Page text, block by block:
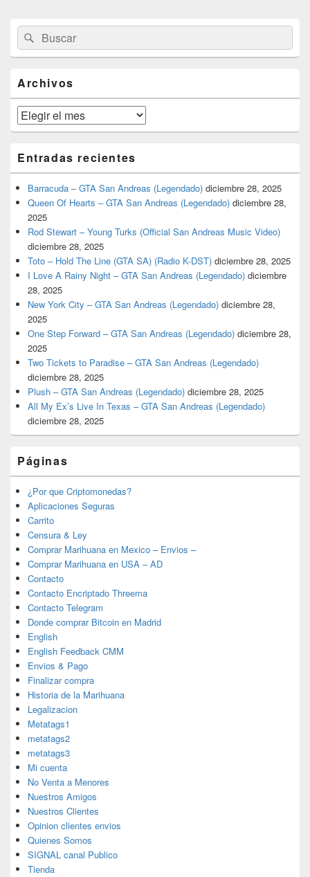
área
de
widget
lateral
primaria
Buscar
por:
Buscar
Archivos
Archivos
Entradas recientes
Barracuda – GTA San Andreas (Legendado) diciembre 28, 2025
Queen Of Hearts – GTA San Andreas (Legendado) diciembre 28,
2025
Rod Stewart – Young Turks (Official San Andreas Music Video)
diciembre 28, 2025
Toto – Hold The Line (GTA SA) (Radio K-DST) diciembre 28, 2025
I Love A Rainy Night – GTA San Andreas (Legendado) diciembre
28, 2025
New York City – GTA San Andreas (Legendado) diciembre 28,
2025
One Step Forward – GTA San Andreas (Legendado) diciembre 28,
2025
Two Tickets to Paradise – GTA San Andreas (Legendado)
diciembre 28, 2025
Plush – GTA San Andreas (Legendado) diciembre 28, 2025
All My Ex’s Live In Texas – GTA San Andreas (Legendado)
diciembre 28, 2025
Páginas
¿Por que Criptomonedas?
Aplicaciones Seguras
Carrito
Censura & Ley
Comprar Marihuana en Mexico – Envios –
Comprar Marihuana en USA – AD
Contacto
Contacto Encriptado Threema
Contacto Telegram
Donde comprar Bitcoin en Madrid
English
English Feedback CMM
Envios & Pago
Finalizar compra
Historia de la Marihuana
Legalizacion
Metatags1
metatags2
metatags3
Mi cuenta
No Venta a Menores
Nuestros Amigos
Nuestros Clientes
Opinion clientes envios
Quienes Somos
SIGNAL canal Publico
Tienda